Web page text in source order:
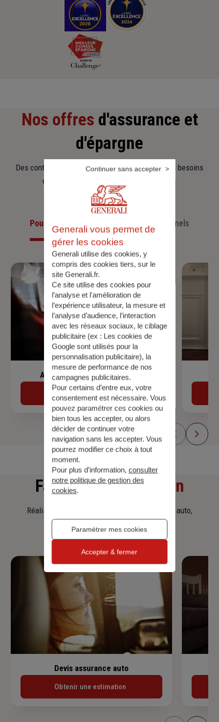
Nos offres d'assurance et
d'épargne
Des contrats clairs et flexibles pour sécuriser vos besoins
d’aujourd’hui et anticiper ceux de demain.
Pour les particuliers Pour les professionnels
Assurance de prêt immobilier
Découvrir
Faitesune simulation
Réalisez une simulation tarifaire d'assurance, auto,
Devis assurance auto
Obtenir une estimation
Generali vous permet de
gérer les cookies
Generali utilise des cookies, y
compris des cookies tiers, sur le
site Generali.fr.
Ce site utilise des cookies pour
l’analyse et l'amélioration de
l’expérience utilisateur, la mesure et
l’analyse d’audience, l’interaction
avec les réseaux sociaux, le ciblage
publicitaire (ex : Les cookies de
Google sont utilisés pour la
personnalisation publicitaire), la
mesure de performance de nos
campagnes publicitaires.
Pour certains d’entre eux, votre
consentement est nécessaire. Vous
pouvez paramétrer ces cookies ou
bien tous les accepter, ou alors
décider de continuer votre
navigation sans les accepter. Vous
pourrez modifier ce choix à tout
moment.
Pour plus d’information, consulter
notre politique de gestion des
cookies.
Paramétrer mes cookies
Continuer sans accepter
Accepter & fermer